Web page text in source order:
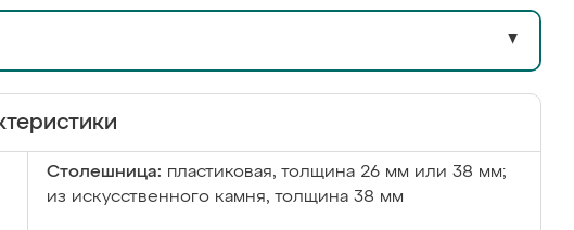
▼
Столешница: пластиковая, толщина 26 мм или 38 мм;
из искусственного камня, толщина 38 мм